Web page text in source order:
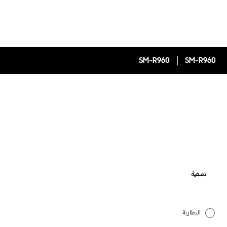
SM-R960
SM-R960
تصفية
البطارية